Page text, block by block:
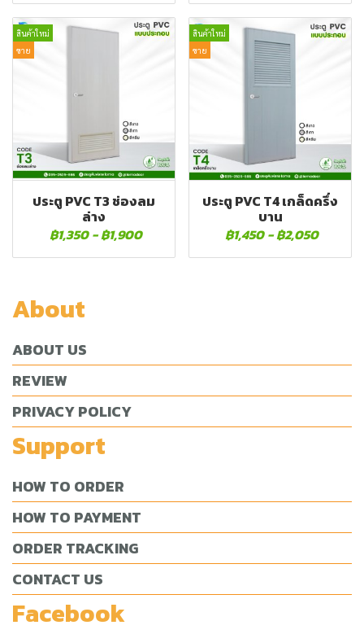
สินค้าใหม่
ขาย
ประตู PVC T3 ช่องลม
ล่าง
฿1,350 -฿1,900
สินค้าใหม่
ขาย
ประตู PVC T4 เกล็ดครึ่ง
บาน
฿1,450 -฿2,050
About
ABOUT US
REVIEW
PRIVACY POLICY
Support
HOW TO ORDER
HOW TO PAYMENT
ORDER TRACKING
CONTACT US
Facebook